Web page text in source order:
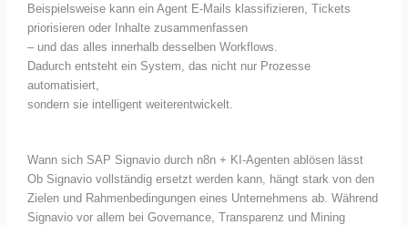
Beispielsweise kann ein Agent E-Mails klassifizieren, Tickets
priorisieren oder Inhalte zusammenfassen
– und das alles innerhalb desselben Workflows.
Dadurch entsteht ein System, das nicht nur Prozesse
automatisiert,
sondern sie intelligent weiterentwickelt.
Wann sich SAP Signavio durch n8n + KI-Agenten ablösen lässt
Ob Signavio vollständig ersetzt werden kann, hängt stark von den
Zielen und Rahmenbedingungen eines Unternehmens ab. Während
Signavio vor allem bei Governance, Transparenz und Mining